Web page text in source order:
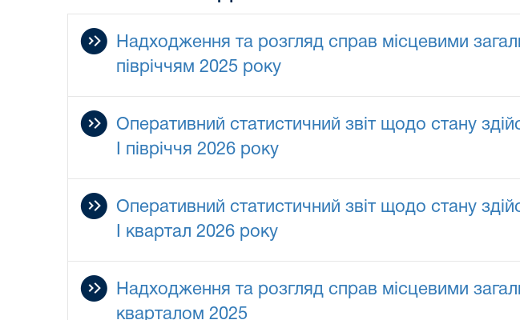
Надходження та розгляд справ місцевими
півріччям 2025 року
Оперативний статистичний звіт щодо стану
I півріччя 2026 року
Оперативний статистичний звіт щодо стану
I квартал 2026 року
Надходження та розгляд справ місцевими
кварталом 2025